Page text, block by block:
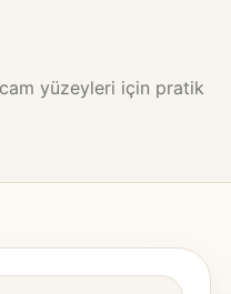
yüzeyleri için pratik